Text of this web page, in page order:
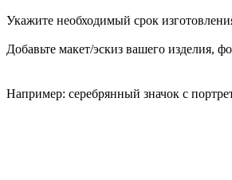
Укажите необходимый срок
Добавьте макет/эскиз вашего изделия,
Например: серебрянный значок с